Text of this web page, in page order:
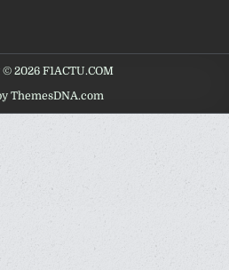
2026 F1ACTU.COM
ThemesDNA.com